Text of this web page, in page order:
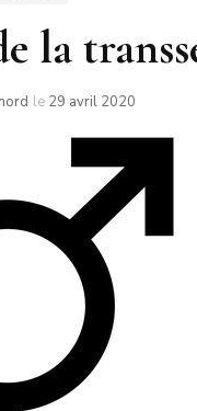
la
le 29 avril 2020